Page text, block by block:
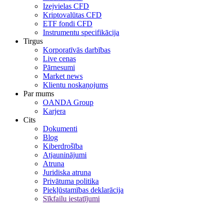
Izejvielas CFD
Kriptovalūtas CFD
ETF fondi CFD
Instrumentu specifikācija
Tirgus
Korporatīvās darbības
Live cenas
Pārnesumi
Market news
Klientu noskaņojums
Par mums
OANDA Group
Karjera
Cits
Dokumenti
Blog
Kiberdrošība
Atjauninājumi
Atruna
Juridiska atruna
Privātuma politika
Piekļūstamības deklarācija
Sīkfailu iestatījumi